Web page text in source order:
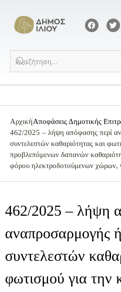
ΑρχικήΑποφάσεις Δημοτικής
462/2025 – λήψη απόφασης περί
συντελεστών καθαριότητας και
προβλεπόμενων δαπανών
φόρου ηλεκτροδοτούμενων χώρων,
462/2025 – λήψη
αναπροσαρμογής
συντελεστών
φωτισμού για την